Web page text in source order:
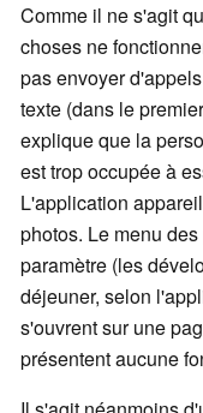
Comme il ne s'agit
choses ne
pas envoyer
texte (dans le
explique que la
est trop occupée à
L'application
photos. Le menu
paramètre (les
déjeuner, selon
s'ouvrent sur une
présentent aucune